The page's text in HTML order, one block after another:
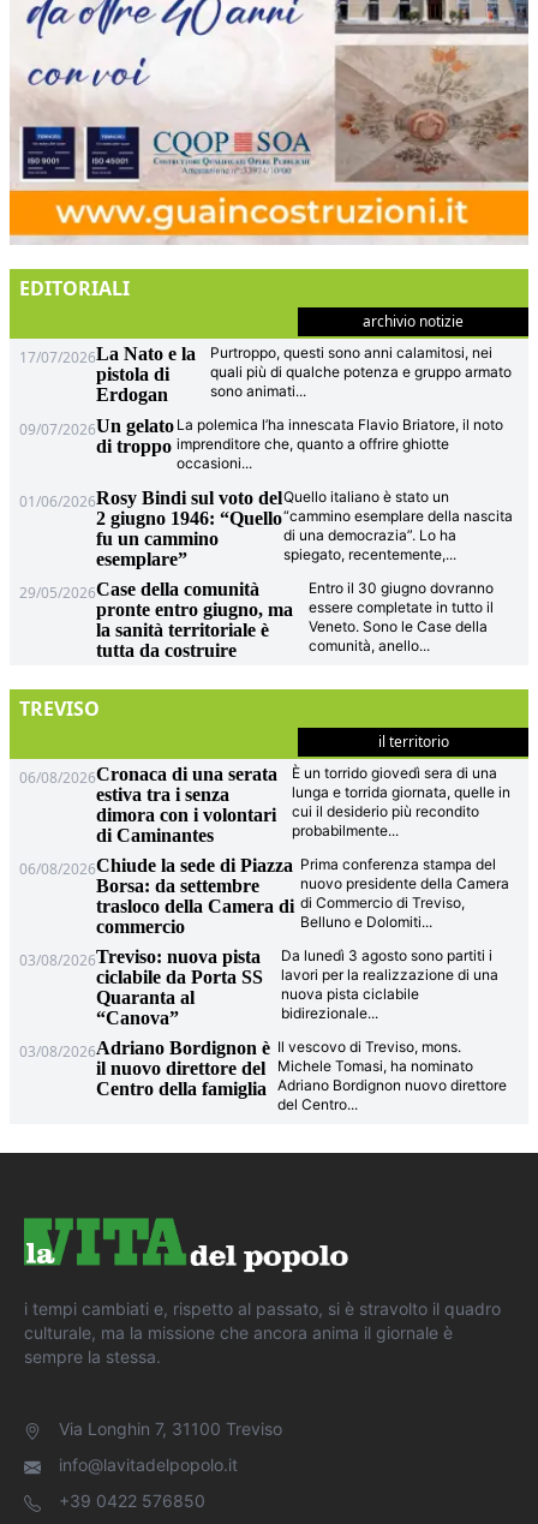
EDITORIALI
archivio notizie
17/07/2026La Nato e la
pistola di
Erdogan
Purtroppo, questi sono anni calamitosi, nei
quali più di qualche potenza e gruppo armato
sono animati...
09/07/2026Un gelato
di troppo
La polemica l’ha innescata Flavio Briatore, il noto
imprenditore che, quanto a offrire ghiotte
occasioni...
01/06/2026Rosy Bindi sul voto del
2 giugno 1946: “Quello
fu un cammino
esemplare”
Quello italiano è stato un
“cammino esemplare della nascita
di una democrazia”. Lo ha
spiegato, recentemente,...
29/05/2026Case della comunità
pronte entro giugno, ma
la sanità territoriale è
tutta da costruire
Entro il 30 giugno dovranno
essere completate in tutto il
Veneto. Sono le Case della
comunità, anello...
TREVISO
il territorio
06/08/2026Cronaca di una serata
estiva tra i senza
dimora con i volontari
di Caminantes
È un torrido giovedì sera di una
lunga e torrida giornata, quelle in
cui il desiderio più recondito
probabilmente...
06/08/2026Chiude la sede di Piazza
Borsa: da settembre
trasloco della Camera di
commercio
Prima conferenza stampa del
nuovo presidente della Camera
di Commercio di Treviso,
Belluno e Dolomiti...
03/08/2026Treviso: nuova pista
ciclabile da Porta SS
Quaranta al
“Canova”
Da lunedì 3 agosto sono partiti i
lavori per la realizzazione di una
nuova pista ciclabile
bidirezionale...
03/08/2026Adriano Bordignon è
il nuovo direttore del
Centro della famiglia
Il vescovo di Treviso, mons.
Michele Tomasi, ha nominato
Adriano Bordignon nuovo direttore
del Centro...
i tempi cambiati e, rispetto al passato, si è stravolto il quadro
culturale, ma la missione che ancora anima il giornale è
sempre la stessa.
Via Longhin 7, 31100 Treviso
info@lavitadelpopolo.it
+39 0422 576850